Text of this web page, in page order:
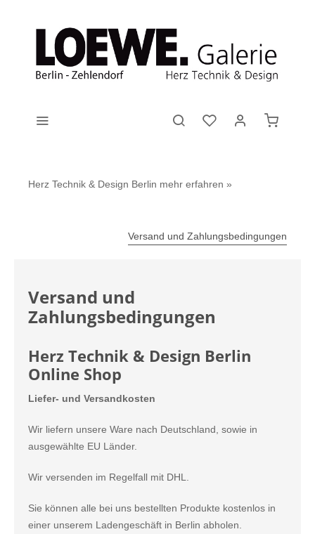
Herz Technik & Design Berlin mehr erfahren »
Versand und Zahlungsbedingungen
Versand und
Zahlungsbedingungen
Herz Technik & Design Berlin
Online Shop
Liefer- und Versandkosten
Wir liefern unsere Ware nach Deutschland, sowie in
ausgewählte EU Länder.
Wir versenden im Regelfall mit DHL.
Sie können alle bei uns bestellten Produkte kostenlos in
einer unserem Ladengeschäft in Berlin abholen.